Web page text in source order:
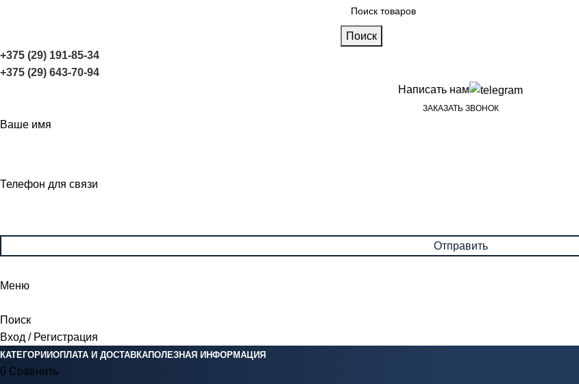
Поиск
+375 (29) 191-85-34
+375 (29) 643-70-94
Написать нам
ЗАКАЗАТЬ ЗВОНОК
Ваше имя
Телефон для связи
Меню
Поиск
Вход / Регистрация
КАТЕГОРИИОПЛАТА И ДОСТАВКАПОЛЕЗНАЯ ИНФОРМАЦИЯ
0 Сравнить